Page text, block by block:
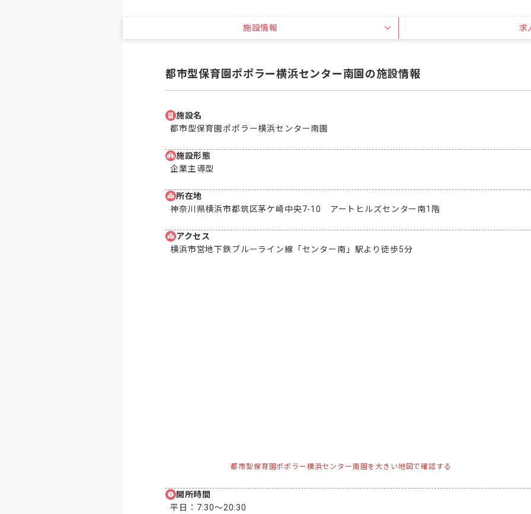
施設情報 求
都市型保育園ポポラー横浜センター南園の施設情報
施設名
都市型保育園ポポラー横浜センター南園
施設形態
企業主導型
所在地
神奈川県横浜市都筑区茅ケ崎中央7-10　アートヒルズセンター南1階
アクセス
横浜市営地下鉄ブルーライン線「センター南」駅より徒歩5分
都市型保育園ポポラー横浜センター南園を大きい地図で確認する
開所時間
平日： 7:30〜20:30